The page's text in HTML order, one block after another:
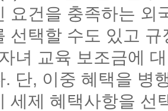
요건을 충족하는 외
선택할 수도 있고
녀 교육 보조금에
. 단, 이중 혜택을 병
세제 혜택사항을 선